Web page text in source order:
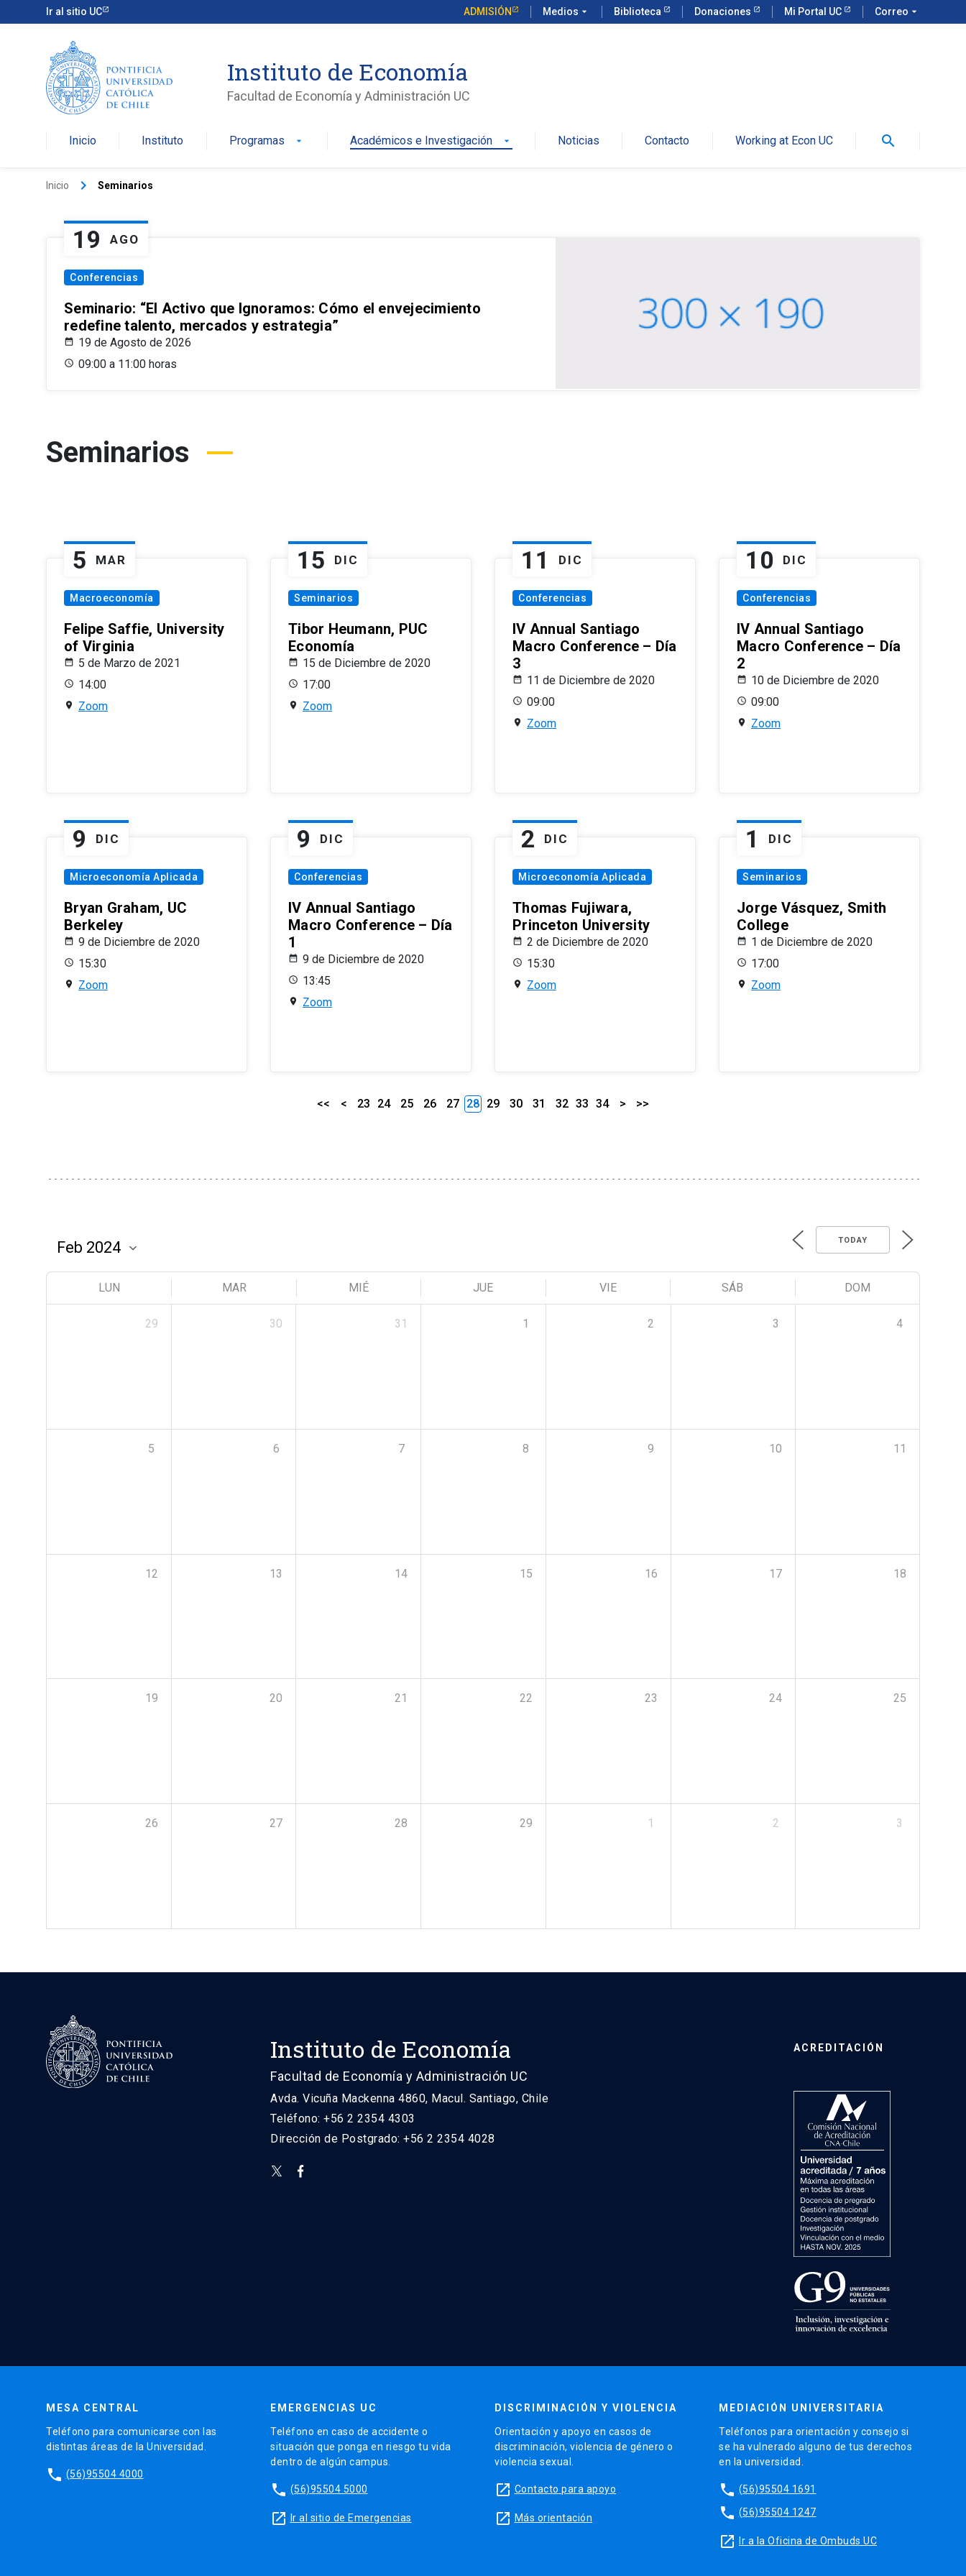
Ir al sitio UC ADMISIÓN Medios arrow_drop_down Biblioteca Donaciones Mi Portal UC Correo arrow_drop_down
Instituto de Economía
Facultad de Economía y Administración UC
Inicio Instituto Programas arrow_drop_down Académicos e Investigación arrow_drop_down Noticias Contacto Working at Econ UC search
Inicio keyboard_arrow_right Seminarios
19 AGO
Conferencias
Seminario: “El Activo que Ignoramos: Cómo el envejecimiento
redefine talento, mercados y estrategia”
19 de Agosto de 2026
09:00 a 11:00 horas
Seminarios
5 MAR
Macroeconomía
Felipe Saffie, University
of Virginia
5 de Marzo de 2021
14:00
Zoom
15 DIC
Seminarios
Tibor Heumann, PUC
Economía
15 de Diciembre de 2020
17:00
Zoom
11 DIC
Conferencias
IV Annual Santiago
Macro Conference – Día
3
11 de Diciembre de 2020
09:00
Zoom
10 DIC
Conferencias
IV Annual Santiago
Macro Conference – Día
2
10 de Diciembre de 2020
09:00
Zoom
9 DIC
Microeconomía Aplicada
Bryan Graham, UC
Berkeley
9 de Diciembre de 2020
15:30
Zoom
9 DIC
Conferencias
IV Annual Santiago
Macro Conference – Día
1
9 de Diciembre de 2020
13:45
Zoom
2 DIC
Microeconomía Aplicada
Thomas Fujiwara,
Princeton University
2 de Diciembre de 2020
15:30
Zoom
1 DIC
Seminarios
Jorge Vásquez, Smith
College
1 de Diciembre de 2020
17:00
Zoom
<< < 23 24 25 26 27 28 29 30 31 32 33 34 > >>
TODAY
LUN MAR MIÉ JUE VIE SÁB DOM
29 30 31 1 2 3 4
5 6 7 8 9 10 11
12 13 14 15 16 17 18
19 20 21 22 23 24 25
26 27 28 29 1 2 3
Instituto de Economía
Facultad de Economía y Administración UC
Avda. Vicuña Mackenna 4860, Macul. Santiago, Chile
Teléfono: +56 2 2354 4303
Dirección de Postgrado: +56 2 2354 4028
ACREDITACIÓN
MESA CENTRAL
Teléfono para comunicarse con las
distintas áreas de la Universidad.
phone (56)95504 4000
EMERGENCIAS UC
Teléfono en caso de accidente o
situación que ponga en riesgo tu vida
dentro de algún campus.
phone (56)95504 5000
launch Ir al sitio de Emergencias
DISCRIMINACIÓN Y VIOLENCIA
Orientación y apoyo en casos de
discriminación, violencia de género o
violencia sexual.
launch Contacto para apoyo
launch Más orientación
MEDIACIÓN UNIVERSITARIA
Teléfonos para orientación y consejo si
se ha vulnerado alguno de tus derechos
en la universidad.
phone (56)95504 1691
phone (56)95504 1247
launch Ir a la Oficina de Ombuds UC